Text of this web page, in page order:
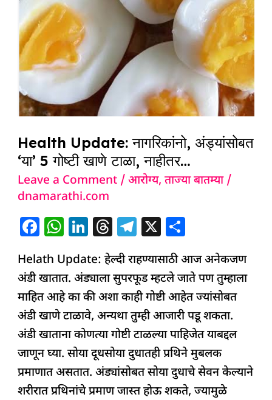
Health Update: नागरिकांनो, अंड्यांसोबत
‘या’ 5 गोष्टी खाणे टाळा, नाहीतर…
Leave a Comment /आरोग्य,ताज्या बातम्या/
dnamarathi.com
F
c
e
b
o
o
k
W
at
s
A
p
p
Li
k
e
dI
n
T
h
re
a
d
s
T
e
g
ra
m
X
ar
e
Helath Update: हेल्दी राहण्यासाठी आज अनेकजण
अंडी खातात. अंड्याला सुपरफूड म्हटले जाते पण तुम्हाला
माहित आहे का की अशा काही गोष्टी आहेत ज्यांसोबत
अंडी खाणे टाळावे, अन्यथा तुम्ही आजारी पडू शकता.
अंडी खाताना कोणत्या गोष्टी टाळल्या पाहिजेत याबद्दल
जाणून घ्या. सोया दूधसोया दुधातही प्रथिने मुबलक
प्रमाणात असतात. अंड्यांसोबत सोया दुधाचे सेवन केल्याने
शरीरात प्रथिनांचे प्रमाण जास्त होऊ शकते, ज्यामुळे